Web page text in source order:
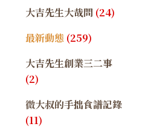
大吉先生大哉問 (24)
最新動態 (259)
大吉先生創業三二事
(2)
微大叔的手拙食譜記錄
(11)